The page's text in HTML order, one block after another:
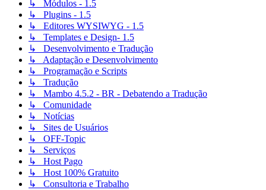
↳ Módulos - 1.5
↳ Plugins - 1.5
↳ Editores WYSIWYG - 1.5
↳ Templates e Design- 1.5
↳ Desenvolvimento e Tradução
↳ Adaptação e Desenvolvimento
↳ Programação e Scripts
↳ Tradução
↳ Mambo 4.5.2 - BR - Debatendo a Tradução
↳ Comunidade
↳ Notícias
↳ Sites de Usuários
↳ OFF-Topic
↳ Serviços
↳ Host Pago
↳ Host 100% Gratuito
↳ Consultoria e Trabalho